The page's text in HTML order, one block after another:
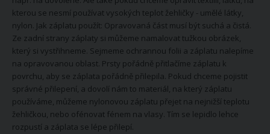
kterou se nesmí používat vysokých teplot žehličky - umělé látky,
nylon. Jak záplatu použít: Opravovaná část musí být suchá a čistá.
Ze zadní strany záplaty si můžeme namalovat tužkou obrázek,
který si vystřihneme. Sejmeme ochrannou folii a záplatu nalepíme
na opravovanou oblast. Prsty pořádně přitlačíme záplatu k
povrchu, aby se záplata pořádně přilepila. Pokud chceme pojistit
správné přilepení, a dovolí nám to materiál, na který záplatu
používáme, můžeme nylonovou záplatu přejet na nejnižší teplotu
žehličkou, nebo ofénovat fénem na vlasy. Tím se lepidlo lehce
rozpustí a záplata se lépe přilepí.